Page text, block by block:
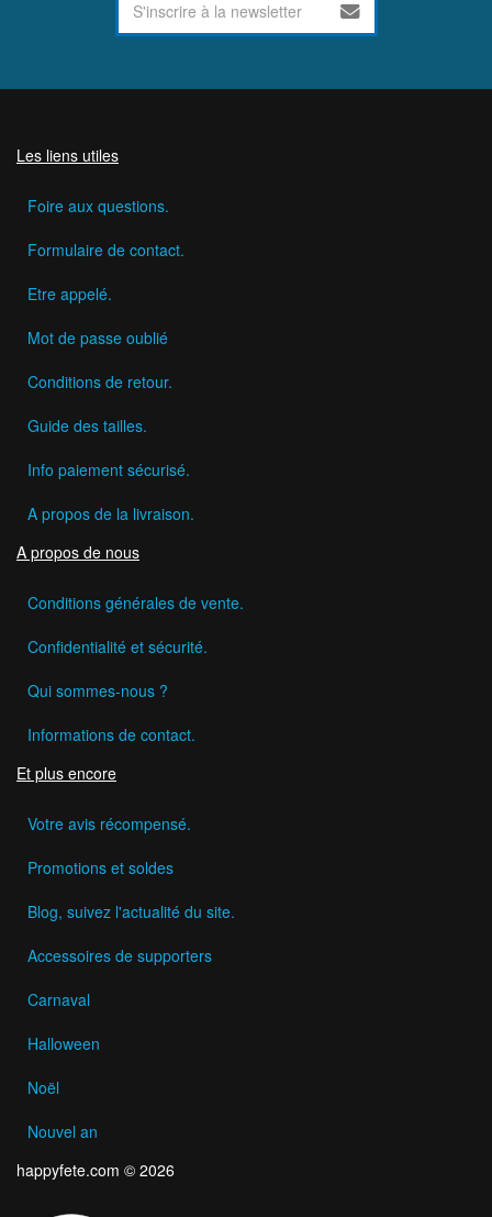
Les liens utiles
Foire aux questions.
Formulaire de contact.
Etre appelé.
Mot de passe oublié
Conditions de retour.
Guide des tailles.
Info paiement sécurisé.
A propos de la livraison.
A propos de nous
Conditions générales de vente.
Confidentialité et sécurité.
Qui sommes-nous ?
Informations de contact.
Et plus encore
Votre avis récompensé.
Promotions et soldes
Blog, suivez l'actualité du site.
Accessoires de supporters
Carnaval
Halloween
Noël
Nouvel an
happyfete.com © 2026